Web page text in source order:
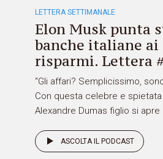
LETTERA SETTIMANALE
Elon Musk punta
banche italiane ai
risparmi. Lettera
“Gli affari? Semplicissimo,
Con questa celebre e
Alexandre Dumas figlio si apre
ASCOLTA IL PODCAST